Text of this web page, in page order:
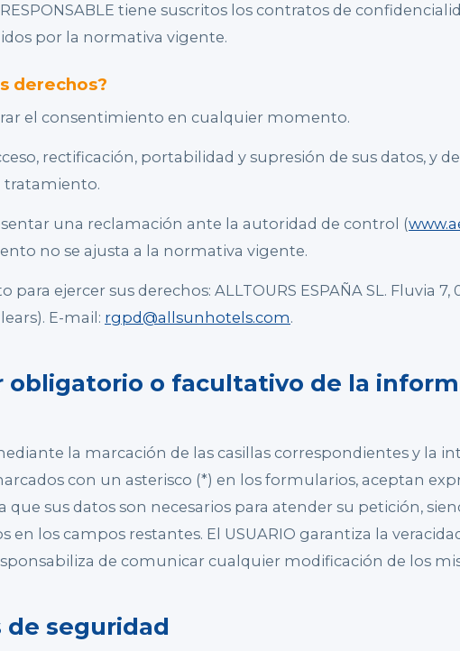
tiene suscritos los contratos de
por la normativa vigente.
derechos?
el consentimiento en cualquier momento.
rectificación, portabilidad y supresión de sus datos, y
tratamiento.
una reclamación ante la autoridad de control (
no se ajusta a la normativa vigente.
para ejercer sus derechos: ALLTOURS ESPAÑA SL. Fluvia
E-mail: rgpd@allsunhotels.com.
obligatorio o facultativo de la
la marcación de las casillas correspondientes y la
con un asterisco (*) en los formularios, aceptan
que sus datos son necesarios para atender su petición,
en los campos restantes. El USUARIO garantiza la
de comunicar cualquier modificación de los
de seguridad